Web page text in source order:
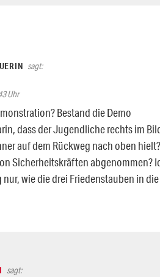
sagt:
Uhr
Bestand die Demo
dass der Jugendliche rechts im
auf dem Rückweg nach oben
Sicherheitskräften abgenommen?
wie die drei Friedenstauben in
sagt: